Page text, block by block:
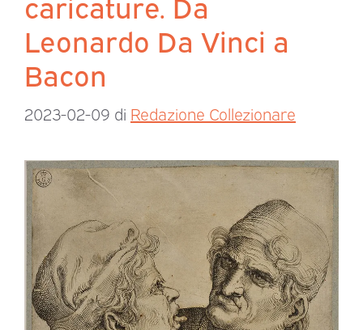
Leonardo Da Vinci a
Bacon
2023-02-09 di Redazione Collezionare